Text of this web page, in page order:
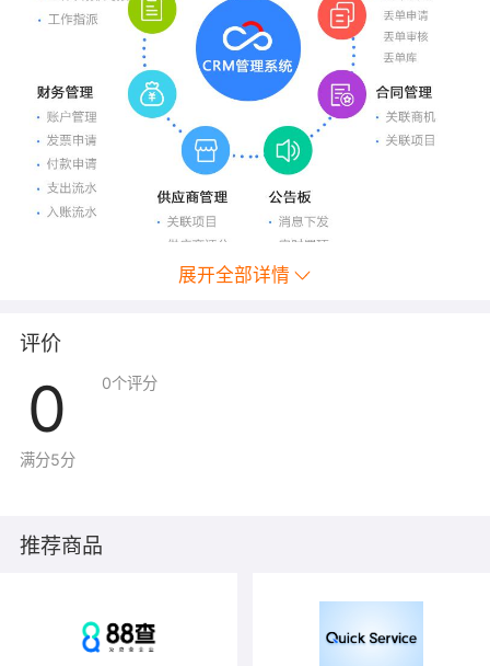
展开全部详情
评价
0
满分5分
0个评分
推荐商品